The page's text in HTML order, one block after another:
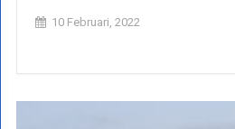
10 Februari, 2022